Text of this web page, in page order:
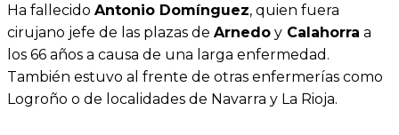
Ha fallecido Antonio Domínguez, quien fuera
cirujano jefe de las plazas de Arnedo y Calahorra a
los 66 años a causa de una larga enfermedad.
También estuvo al frente de otras enfermerías como
Logroño o de localidades de Navarra y La Rioja.